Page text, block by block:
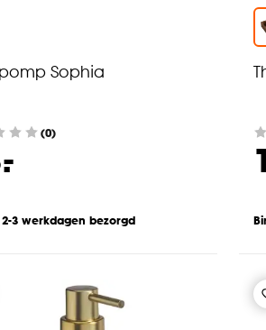
Sophia
(0)
-
3 werkdagen bezorgd